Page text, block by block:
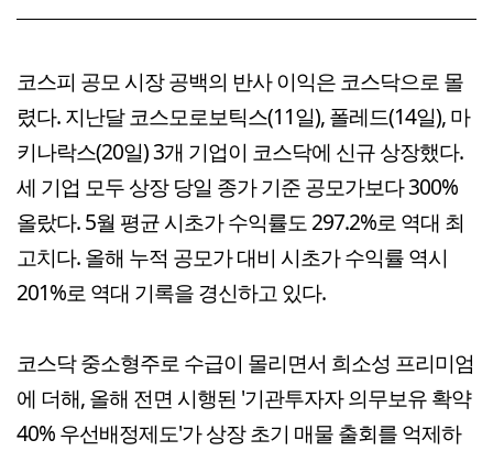
코스피 공모 시장 공백의 반사 이익은 코스닥으로 몰
렸다. 지난달 코스모로보틱스(11일), 폴레드(14일), 마
키나락스(20일) 3개 기업이 코스닥에 신규 상장했다.
세 기업 모두 상장 당일 종가 기준 공모가보다 300%
올랐다. 5월 평균 시초가 수익률도 297.2%로 역대 최
고치다. 올해 누적 공모가 대비 시초가 수익률 역시
201%로 역대 기록을 경신하고 있다.
코스닥 중소형주로 수급이 몰리면서 희소성 프리미엄
에 더해, 올해 전면 시행된 '기관투자자 의무보유 확약
40% 우선배정제도'가 상장 초기 매물 출회를 억제하